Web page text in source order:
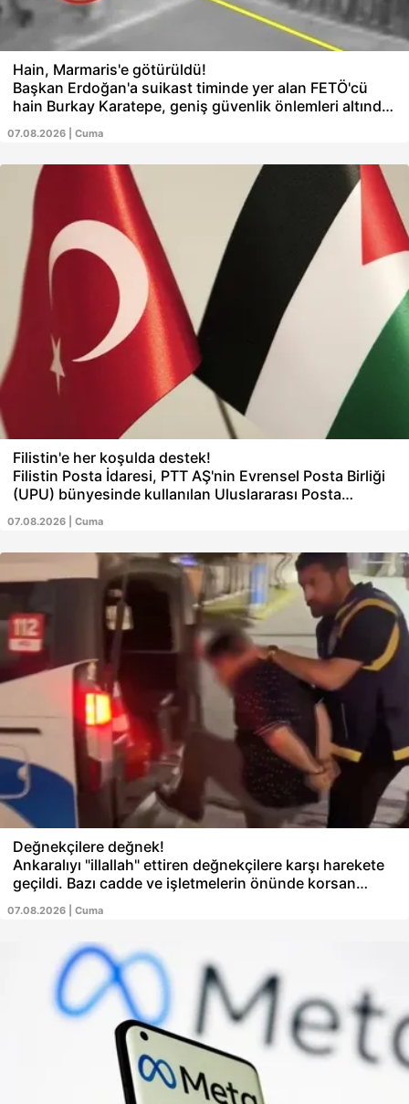
Hain, Marmaris'e götürüldü!
Başkan Erdoğan'a suikast timinde yer alan FETÖ'cü
hain Burkay Karatepe, geniş güvenlik önlemleri altında
Marmaris'e götürüldü. Muğla Cumhuriyet Başsavcılığı
koordinesinde yürütülen soruşturmada, Karatepe'nin
Marmaris'teki ormanlık alana gömdüğünü itiraf ettiği
uzun namlulu silahlar ve mühimmatın bulunması için
savcı nezaretinde yer gösterme işlemi başlatıldı.
Bölgede komando ve özel harekat timlerinin katılımıyla
geniş çaplı arama gerçekleştirildi.
07.08.2026 | Cuma
Filistin'e her koşulda destek!
Filistin Posta İdaresi, PTT AŞ'nin Evrensel Posta Birliği
(UPU) bünyesinde kullanılan Uluslararası Posta
Sistemi'nin (IPS) yıllık kullanımına ilişkin mali
yükümlülüğüne katkı sağlayarak Filistin'in uluslararası
posta hizmetlerinin kesintisiz sürdürülmesine
sağladığı destek için PTT AŞ'ye teşekkür mektubu
gönderdi. Ulaştırma ve Altyapı Bakanı Abdulkadir
Uraloğlu, söz konusu desteğin Türkiye'nin Filistin
halkıyla dayanışmasının somut bir yansıması olduğunu
söyledi.
07.08.2026 | Cuma
Değnekçilere değnek!
Ankaralıyı "illallah" ettiren değnekçilere karşı harekete
geçildi. Bazı cadde ve işletmelerin önünde korsan
otoparkçılık ve değnekçilik yaptığı belirlenen kişilere
yönelik "Güven Sokağı Operasyonu" düzenlendi. 10
değnekçi gözaltına alındı. Şüphelilere çıkarıldıkları
hakimlikçe "ev hapsi" verildi.
07.08.2026 | Cuma